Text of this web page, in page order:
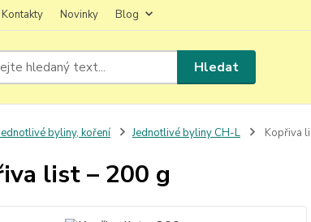
Kontakty Novinky Blog
Hledat
byliny, koření Jednotlivé byliny CH-L Kopřiva
list – 200 g